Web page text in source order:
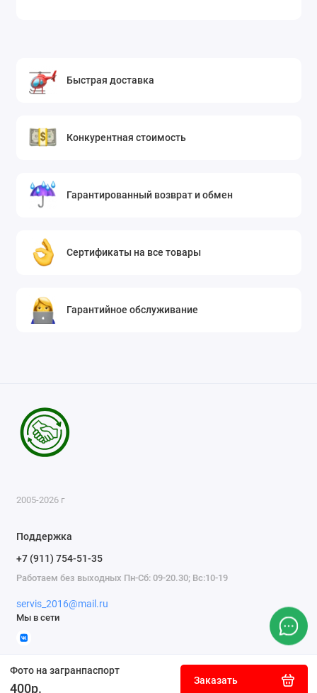
Фото на загранпаспорт
400р.
Заказать
Быстрая доставка
Конкурентная стоимость
Гарантированный возврат и обмен
Сертификаты на все товары
Гарантийное обслуживание
2005-2026 г
Поддержка
+7 (911) 754-51-35
Работаем без выходных Пн-Сб: 09-20.30; Вс:10-19
servis_2016@mail.ru
Мы в сети